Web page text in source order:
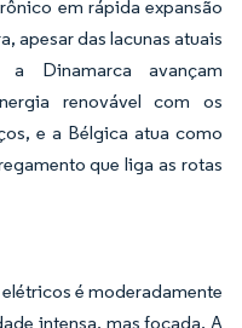
em rápida expansão
apesar das lacunas atuais
Dinamarca avançam
renovável com os
e a Bélgica atua como
que liga as rotas
é moderadamente
intensa, mas focada. A